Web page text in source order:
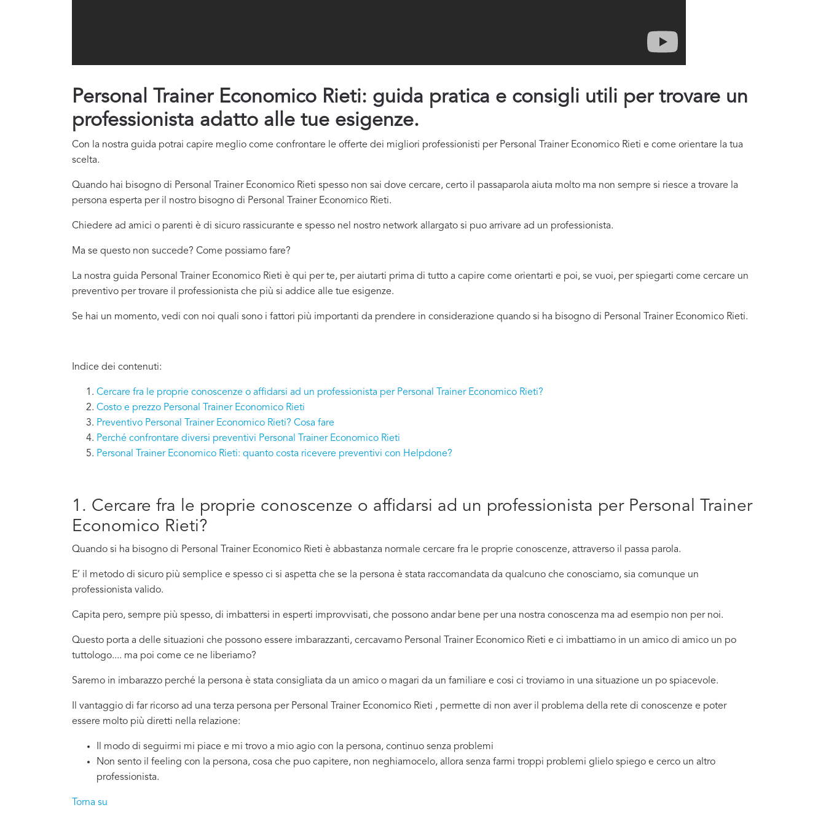
Personal Trainer Economico Rieti: guida pratica e consigli utili per trovare un
professionista adatto alle tue esigenze.
Con la nostra guida potrai capire meglio come confrontare le offerte dei migliori professionisti per Personal Trainer Economico Rieti e come orientare la tua
scelta.
Quando hai bisogno di Personal Trainer Economico Rieti spesso non sai dove cercare, certo il passaparola aiuta molto ma non sempre si riesce a trovare la
persona esperta per il nostro bisogno di Personal Trainer Economico Rieti.
Chiedere ad amici o parenti è di sicuro rassicurante e spesso nel nostro network allargato si puo arrivare ad un professionista.
Ma se questo non succede? Come possiamo fare?
La nostra guida Personal Trainer Economico Rieti è qui per te, per aiutarti prima di tutto a capire come orientarti e poi, se vuoi, per spiegarti come cercare un
preventivo per trovare il professionista che più si addice alle tue esigenze.
Se hai un momento, vedi con noi quali sono i fattori più importanti da prendere in considerazione quando si ha bisogno di Personal Trainer Economico Rieti.
Indice dei contenuti:
Cercare fra le proprie conoscenze o affidarsi ad un professionista per Personal Trainer Economico Rieti?
Costo e prezzo Personal Trainer Economico Rieti
Preventivo Personal Trainer Economico Rieti? Cosa fare
Perché confrontare diversi preventivi Personal Trainer Economico Rieti
Personal Trainer Economico Rieti: quanto costa ricevere preventivi con Helpdone?
1. Cercare fra le proprie conoscenze o affidarsi ad un professionista per Personal Trainer
Economico Rieti?
Quando si ha bisogno di Personal Trainer Economico Rieti è abbastanza normale cercare fra le proprie conoscenze, attraverso il passa parola.
E’ il metodo di sicuro più semplice e spesso ci si aspetta che se la persona è stata raccomandata da qualcuno che conosciamo, sia comunque un
professionista valido.
Capita pero, sempre più spesso, di imbattersi in esperti improvvisati, che possono andar bene per una nostra conoscenza ma ad esempio non per noi.
Questo porta a delle situazioni che possono essere imbarazzanti, cercavamo Personal Trainer Economico Rieti e ci imbattiamo in un amico di amico un po
tuttologo.... ma poi come ce ne liberiamo?
Saremo in imbarazzo perché la persona è stata consigliata da un amico o magari da un familiare e cosi ci troviamo in una situazione un po spiacevole.
Il vantaggio di far ricorso ad una terza persona per Personal Trainer Economico Rieti , permette di non aver il problema della rete di conoscenze e poter
essere molto più diretti nella relazione:
Il modo di seguirmi mi piace e mi trovo a mio agio con la persona, continuo senza problemi
Non sento il feeling con la persona, cosa che puo capitere, non neghiamocelo, allora senza farmi troppi problemi glielo spiego e cerco un altro
professionista.
Torna su